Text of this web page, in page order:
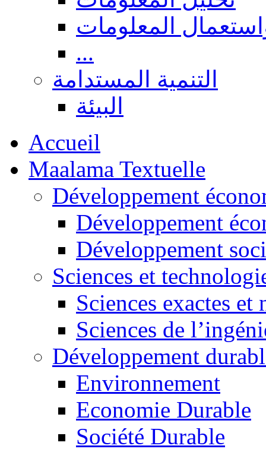
المعلومات
...
التنمية المستدامة
البيئة
Accueil
Maalama Textuelle
Développement
Développement
Développement
Sciences et
Sciences exactes et
Sciences de
Développement
Environnement
Economie Durable
Société Durable